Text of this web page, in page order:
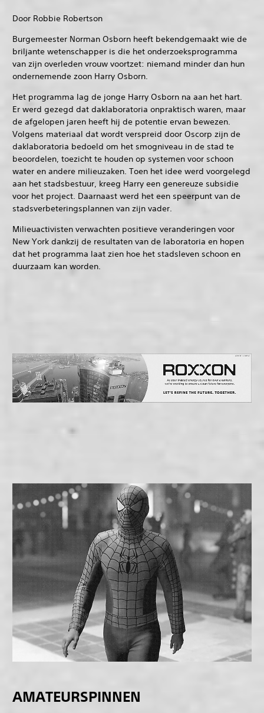
Door Robbie Robertson
Burgemeester Norman Osborn heeft bekendgemaakt wie de
briljante wetenschapper is die het onderzoeksprogramma
van zijn overleden vrouw voortzet: niemand minder dan hun
ondernemende zoon Harry Osborn.
Het programma lag de jonge Harry Osborn na aan het hart.
Er werd gezegd dat daklaboratoria onpraktisch waren, maar
de afgelopen jaren heeft hij de potentie ervan bewezen.
Volgens materiaal dat wordt verspreid door Oscorp zijn de
daklaboratoria bedoeld om het smogniveau in de stad te
beoordelen, toezicht te houden op systemen voor schoon
water en andere milieuzaken. Toen het idee werd voorgelegd
aan het stadsbestuur, kreeg Harry een genereuze subsidie
voor het project. Daarnaast werd het een speerpunt van de
stadsverbeteringsplannen van zijn vader.
Milieuactivisten verwachten positieve veranderingen voor
New York dankzij de resultaten van de laboratoria en hopen
dat het programma laat zien hoe het stadsleven schoon en
duurzaam kan worden.
AMATEURSPINNEN